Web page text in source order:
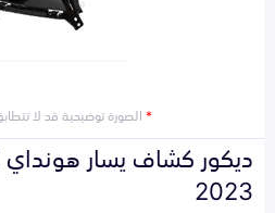
*الصورة توضيحية قد لا
2023